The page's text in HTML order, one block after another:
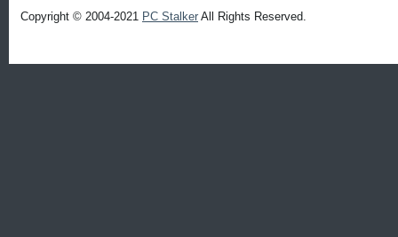
Copyright © 2004-2021 PC Stalker All Rights Reserved.